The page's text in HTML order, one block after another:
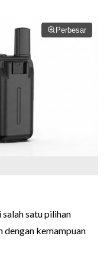
Perbesar
satu pilihan
dengan kemampuan